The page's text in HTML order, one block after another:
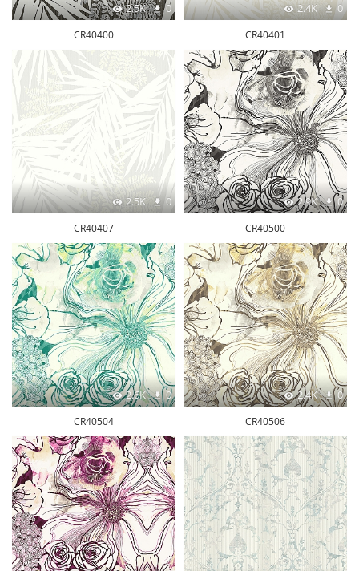
2.5K 0
CR40400
2.4K 0
CR40401
2.5K 0
CR40407
2.9K 0
CR40500
2.6K 0
CR40504
2.4K 0
CR40506